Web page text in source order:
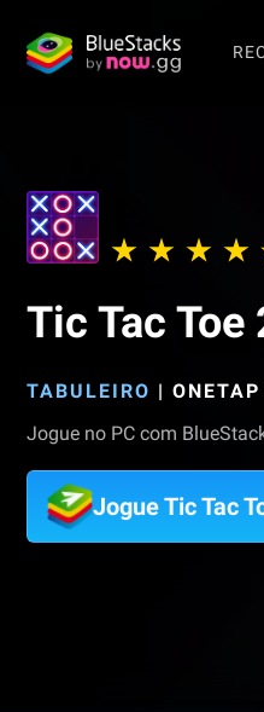
Tic Tac Toe
TABULEIRO |
Jogue no PC com
Jogue Tic Tac